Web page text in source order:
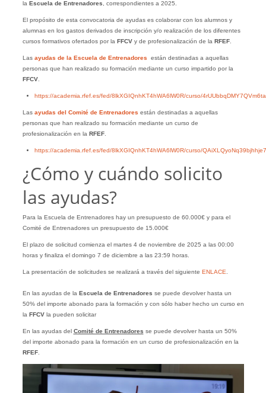
la Escuela de Entrenadores , correspondientes a 2025.
El propósito de esta convocatoria de ayudas es colaborar con los alumnos y
alumnas en los gastos derivados de inscripción y/o realización de los diferentes
cursos formativos ofertados por la FFCVy de profesionalización de la RFEF.
Las ayudas de la Escuela de Entrenadores están destinadas a aquellas
personas que han realizado su formación mediante un curso impartido por la
FFCV.
https://academia.rfef.es/fed/8lkXGIQnhKT4hWA6lW0R/curso/
Las ayudas del Comité de Entrenadores están destinadas a aquellas
personas que han realizado su formación mediante un curso de
profesionalización en la RFEF.
https://academia.rfef.es/fed/8lkXGIQnhKT4hWA6lW0R/curso/
¿Cómo y cuándo solicito
las ayudas?
Para la Escuela de Entrenadores hay un presupuesto de 60.000€ y para el
Comité de Entrenadores un presupuesto de 15.000€
El plazo de solicitud comienza el martes 4 de noviembre de 2025 a las 00:00
horas y finaliza el domingo 7 de diciembre a las 23:59 horas.
La presentación de solicitudes se realizará a través del siguiente ENLACE
En las ayudas de la Escuela de Entrenadores se puede devolver hasta un
50% del importe abonado para la formación y con sólo haber hecho un curso en
la FFCVla pueden solicitar
En las ayudas del Comité de Entrenadores se puede devolver hasta un 50%
del importe abonado para la formación en un curso de profesionalización en la
RFEF.